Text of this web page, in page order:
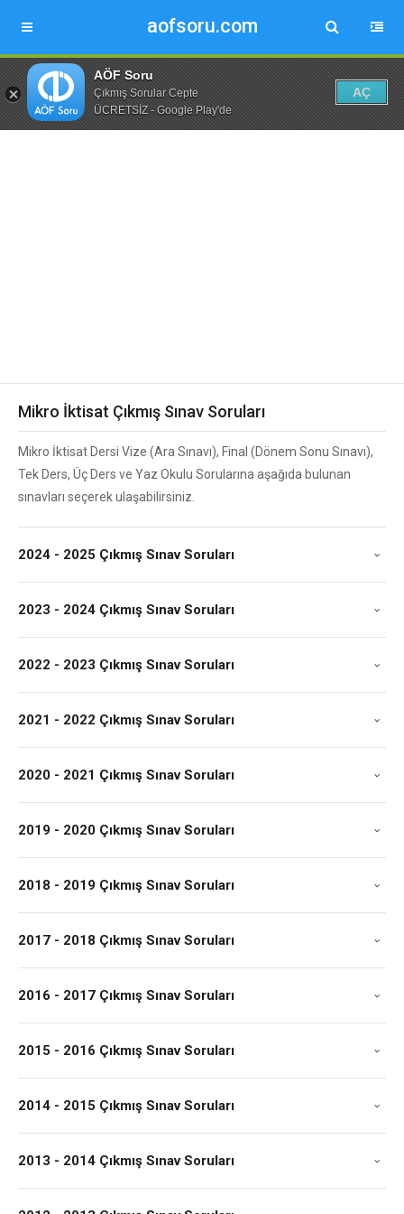
aofsoru.com
AÖF Soru
Çıkmış Sorular Cepte
ÜCRETSİZ - Google Play'de
AÇ
Mikro İktisat Çıkmış Sınav Soruları
Mikro İktisat Dersi Vize (Ara Sınavı), Final (Dönem Sonu Sınavı),
Tek Ders, Üç Ders ve Yaz Okulu Sorularına aşağıda bulunan
sınavları seçerek ulaşabilirsiniz.
2024 - 2025 Çıkmış Sınav Soruları
2023 - 2024 Çıkmış Sınav Soruları
2022 - 2023 Çıkmış Sınav Soruları
2021 - 2022 Çıkmış Sınav Soruları
2020 - 2021 Çıkmış Sınav Soruları
2019 - 2020 Çıkmış Sınav Soruları
2018 - 2019 Çıkmış Sınav Soruları
2017 - 2018 Çıkmış Sınav Soruları
2016 - 2017 Çıkmış Sınav Soruları
2015 - 2016 Çıkmış Sınav Soruları
2014 - 2015 Çıkmış Sınav Soruları
2013 - 2014 Çıkmış Sınav Soruları